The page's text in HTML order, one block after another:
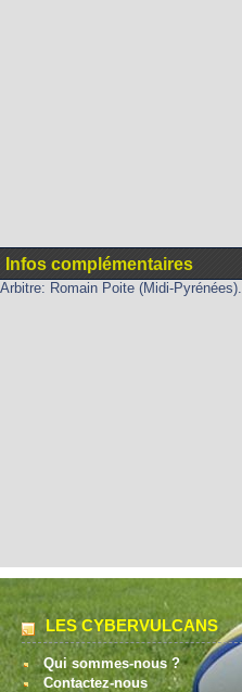
Infos complémentaires
Arbitre: Romain Poite (Midi-Pyrénées).
LES CYBERVULCANS
Qui sommes-nous ?
Contactez-nous